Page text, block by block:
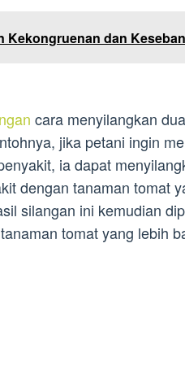
Kekongruenan dan
cara menyilangkan
jika petani ingin
ia dapat
dengan tanaman tomat
silangan ini kemudian
tanaman tomat yang lebih